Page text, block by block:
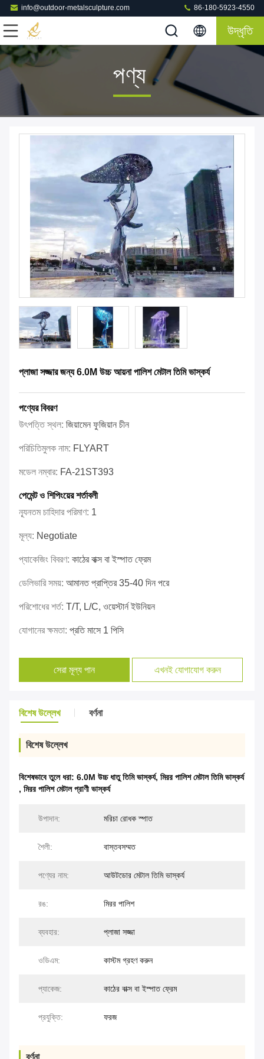
info@outdoor-metalsculpture.com 86-180-5923-4550
উদ্ধৃতি
পণ্য
প্লাজা সজ্জার জন্য 6.0M উচ্চ আয়না পালিশ মেটাল তিমি ভাস্কর্য
পণ্যের বিবরণ
উৎপত্তি স্থল: জিয়ামেন ফুজিয়ান চীন
পরিচিতিমুলক নাম: FLYART
মডেল নম্বার: FA-21ST393
পেমেন্ট ও শিপিংয়ের শর্তাবলী
ন্যূনতম চাহিদার পরিমাণ: 1
মূল্য: Negotiate
প্যাকেজিং বিবরণ: কাঠের বাক্স বা ইস্পাত ফ্রেম
ডেলিভারি সময়: আমানত প্রাপ্তির 35-40 দিন পরে
পরিশোধের শর্ত: T/T, L/C, ওয়েস্টার্ন ইউনিয়ন
যোগানের ক্ষমতা: প্রতি মাসে 1 পিসি
সেরা মূল্য পান এখনই যোগাযোগ করুন
বিশেষ উল্লেখ বর্ণনা
বিশেষ উল্লেখ
বিশেষভাবে তুলে ধরা: 6.0M উচ্চ ধাতু তিমি ভাস্কর্য, মিরর পালিশ মেটাল তিমি ভাস্কর্য
, মিরর পালিশ মেটাল প্রাণী ভাস্কর্য
উপাদান: মরিচা রোধক স্পাত
শৈলী: বাস্তবসম্মত
পণ্যের নাম: আউটডোর মেটাল তিমি ভাস্কর্য
রঙ: মিরর পালিশ
ব্যবহার: প্লাজা সজ্জা
ওডিএম: কাস্টম গ্রহণ করুন
প্যাকেজ: কাঠের বাক্স বা ইস্পাত ফ্রেম
প্রযুক্তি: ফরজ